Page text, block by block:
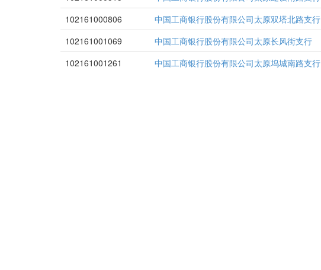
102161000806
中国工商银行股份有限公司太原双塔北路支行
102161001069
中国工商银行股份有限公司太原长风街支行
102161001261
中国工商银行股份有限公司太原坞城南路支行